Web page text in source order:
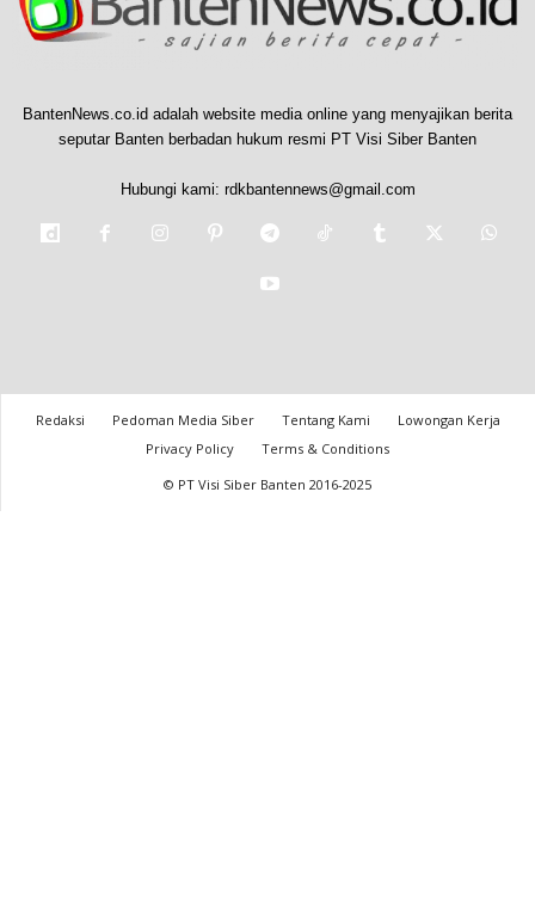
BantenNews.co.id adalah website media online yang menyajikan berita
seputar Banten berbadan hukum resmi PT Visi Siber Banten
Hubungi kami: rdkbantennews@gmail.com
Redaksi Pedoman Media Siber Tentang Kami
Lowongan Kerja
Privacy Policy
Terms & Conditions
© PT Visi Siber Banten 2016-2025